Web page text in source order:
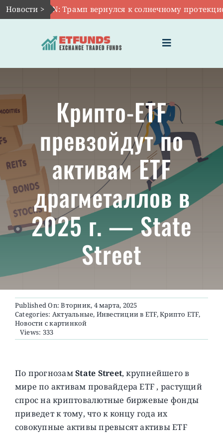
Skip
to
Новости >
10:TAN: Трамп вернулся к солнечному
Toggle
Navigation
ЧТО ТАКОЕ ETF
ИНВЕСТИЦИИ В ETF
ТЕМАТИЧЕСКИЕ ETF
АКТУАЛЬНЫЕ
Крипто-ETF
превзойдут по
активам ETF
драгметаллов в
2025 г. — State
Street
Published On: Вторник, 4 марта, 2025
Categories: Актуальные, Инвестиции в ETF,Крипто ETF,
Новости с картинкой
Views: 333
По прогнозамState Street, крупнейшего в
мире по активам провайдера ETF , растущий
спрос на криптовалютные биржевые фонды
приведет к тому, что к концу года их
совокупные активы превысят активы ETF